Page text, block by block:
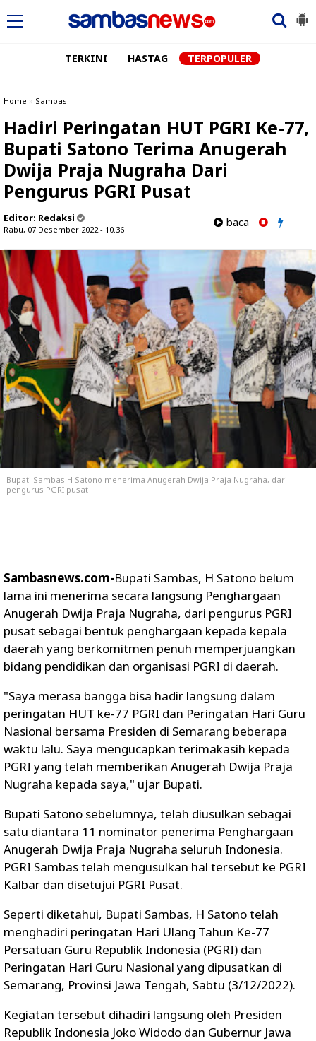
TERKINI HASTAG TERPOPULER
Home » Sambas
Hadiri Peringatan HUT PGRI Ke-77,
Bupati Satono Terima Anugerah
Dwija Praja Nugraha Dari
Pengurus PGRI Pusat
Editor: Redaksi
Rabu, 07 Desember 2022 - 10.36
baca
Bupati Sambas H Satono menerima Anugerah Dwija Praja Nugraha, dari
pengurus PGRI pusat
Sambasnews.com-Bupati Sambas, H Satono belum
lama ini menerima secara langsung Penghargaan
Anugerah Dwija Praja Nugraha, dari pengurus PGRI
pusat sebagai bentuk penghargaan kepada kepala
daerah yang berkomitmen penuh memperjuangkan
bidang pendidikan dan organisasi PGRI di daerah.
"Saya merasa bangga bisa hadir langsung dalam
peringatan HUT ke-77 PGRI dan Peringatan Hari Guru
Nasional bersama Presiden di Semarang beberapa
waktu lalu. Saya mengucapkan terimakasih kepada
PGRI yang telah memberikan Anugerah Dwija Praja
Nugraha kepada saya," ujar Bupati.
Bupati Satono sebelumnya, telah diusulkan sebagai
satu diantara 11 nominator penerima Penghargaan
Anugerah Dwija Praja Nugraha seluruh Indonesia.
PGRI Sambas telah mengusulkan hal tersebut ke PGRI
Kalbar dan disetujui PGRI Pusat.
Seperti diketahui, Bupati Sambas, H Satono telah
menghadiri peringatan Hari Ulang Tahun Ke-77
Persatuan Guru Republik Indonesia (PGRI) dan
Peringatan Hari Guru Nasional yang dipusatkan di
Semarang, Provinsi Jawa Tengah, Sabtu (3/12/2022).
Kegiatan tersebut dihadiri langsung oleh Presiden
Republik Indonesia Joko Widodo dan Gubernur Jawa